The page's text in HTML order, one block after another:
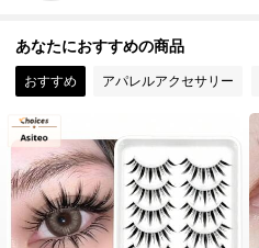
4.92 12K フォロワー
4.92 12K フォロワー
4.92 12K フォロワー
あなたにおすすめの商品
おすすめ アパレルアクセサリー